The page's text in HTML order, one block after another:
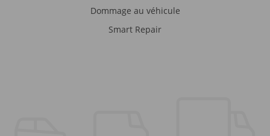
Dommage au véhicule
Smart Repair